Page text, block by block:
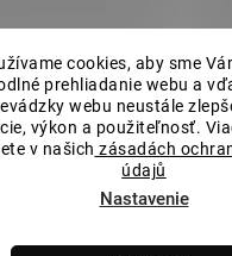
cookies, aby sme
prehliadanie webu a
webu neustále
výkon a použiteľnosť.
v našich zásadách
údajů
Nastavenie
710
Jewellery